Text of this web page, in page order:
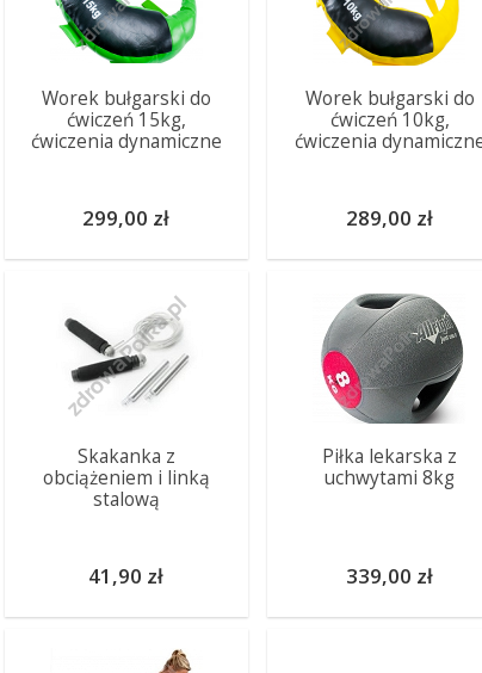
Worek bułgarski do
ćwiczeń 15kg,
ćwiczenia dynamiczne
299,00 zł
Worek bułgarski do
ćwiczeń 10kg,
ćwiczenia
289,00 zł
Skakanka z
obciążeniem i linką
stalową
41,90 zł
Piłka lekarska z
uchwytami 8kg
339,00 zł